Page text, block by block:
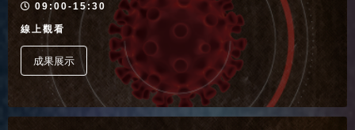
活動時間
09:00-15:30
線上觀看
成果展示